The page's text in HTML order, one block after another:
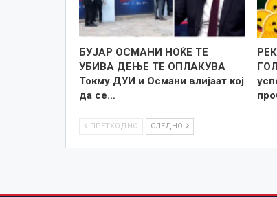
БУЈАР ОСМАНИ НОЌЕ ТЕ
УБИВА ДЕЊЕ ТЕ ОПЛАКУВА
Токму ДУИ и Османи влијаат кој
да се…
ПРЕТХОДНО СЛЕДНО